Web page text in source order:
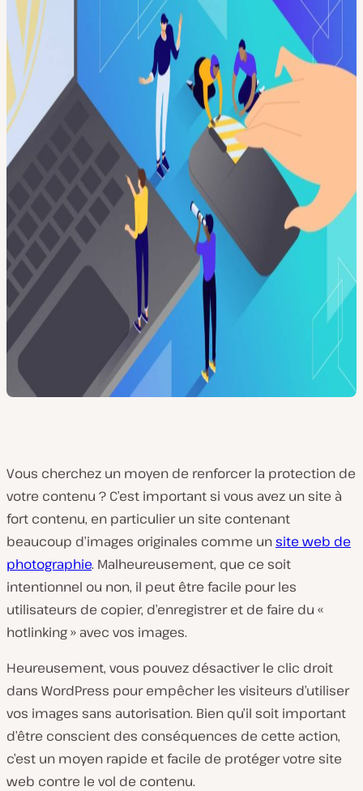
Vous cherchez un moyen de renforcer la protection de
votre contenu ? C’est important si vous avez un site à
fort contenu, en particulier un site contenant
beaucoup d’images originales comme unsite web de
photographie. Malheureusement, que ce soit
intentionnel ou non, il peut être facile pour les
utilisateurs de copier, d’enregistrer et de faire du «
hotlinking » avec vos images.
Heureusement, vous pouvez désactiver le clic droit
dans WordPress pour empêcher les visiteurs d’utiliser
vos images sans autorisation. Bien qu’il soit important
d’être conscient des conséquences de cette action,
c’est un moyen rapide et facile de protéger votre site
web contre le vol de contenu.